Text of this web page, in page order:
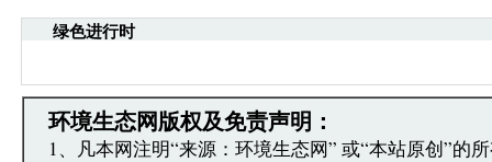
引起的法律责任。
·环境生态网文章跟帖管理员有权保留或删除其管辖
·发表本评论即表明您已经阅读并接受上述条款，如
文章跟帖管理员反映。
绿色进行时
环境生态网版权及免责声明：
1、凡本网注明“来源：环境生态网” 或“本站原创”的